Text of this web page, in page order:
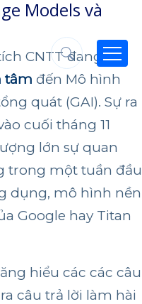
Models và
CNTT đang bị
tâm đến Mô hình
quát (GAI). Sự ra
cuối tháng 11
lớn sự quan
trong một tuần đầu
dụng, mô hình nền
Google hay Titan
hiểu các các câu
câu trả lời làm hài